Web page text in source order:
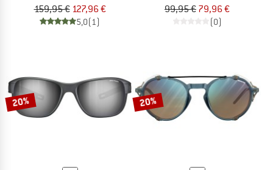
159,95 € 127,96 €
5,0(1)
99,95 € 79,96 €
(0)
20% 20%